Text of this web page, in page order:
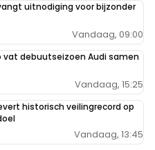
uitnodiging voor bijzonder
Vandaag, 09:00
vat debuutseizoen Audi samen
Vandaag, 15:25
historisch veilingrecord op
Vandaag, 13:45